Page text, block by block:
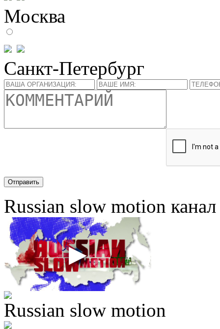
Москва
Санкт-Петербург
Russian slow motion
Russian slow motion